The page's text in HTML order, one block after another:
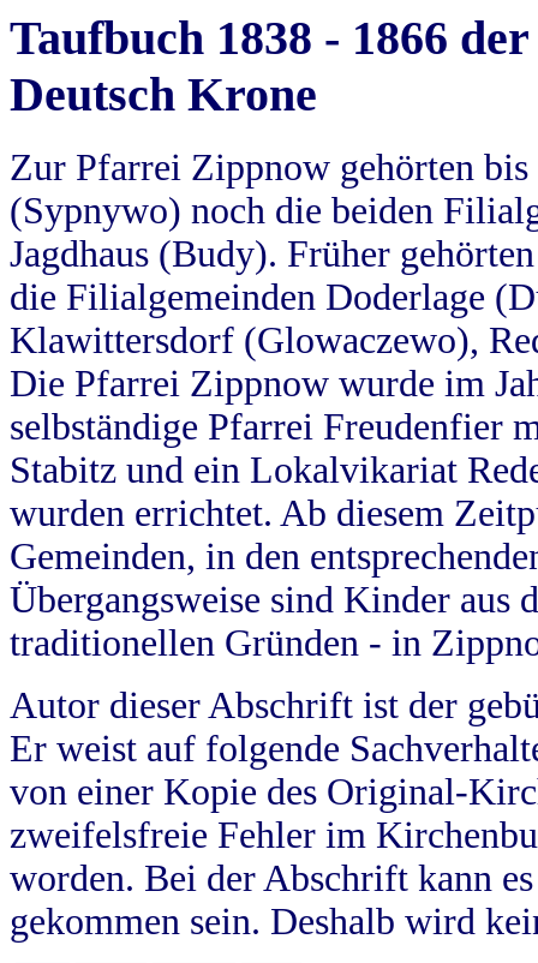
Taufbuch 1838 - 1866
Deutsch Krone
Zur Pfarrei Zippnow gehörten
(Sypnywo) noch die beiden
Jagdhaus (Budy). Früher
die Filialgemeinden Doderlage
Klawittersdorf (Glowaczewo),
Die Pfarrei Zippnow wurde im
selbständige Pfarrei Freudenfier
Stabitz und ein Lokalvikariat
wurden errichtet. Ab diesem
Gemeinden, in den
Übergangsweise sind Kinder aus
traditionellen Gründen - in
Autor dieser Abschrift ist der
Er weist auf folgende
von einer Kopie des Original-
zweifelsfreie Fehler im
worden. Bei der Abschrift kann
gekommen sein. Deshalb wird